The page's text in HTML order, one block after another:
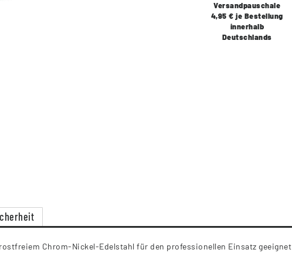
Versandpauschale
4,95 € je Bestellung
innerhalb
Deutschlands
Chrom-Nickel-Edelstahl für den professionellen Einsatz geeignet